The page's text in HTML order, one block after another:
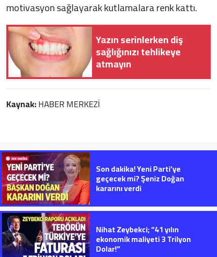
motivasyon sağlayarak kutlamalara renk kattı.
Yazın serinlerken diş
sağlığınızı tehlikeye
atmayın
Kaynak:HABER MERKEZİ
Son dakika! Yeni Parti’ye
geçecek mi? Şeniz Doğan
kararını verdi
Nihat Zeybekci; “41 yılın
ekonomik maliyeti 3 Trilyon
Dolar!”